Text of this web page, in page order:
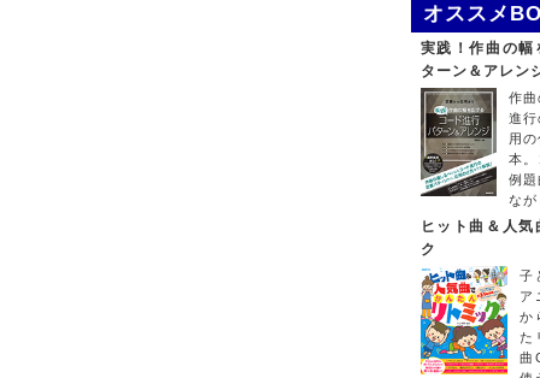
オススメ
実践！作曲の
ターン＆アレン
作
進
用
本
例
な
ヒット曲＆人
ク
子
ア
か
た
曲